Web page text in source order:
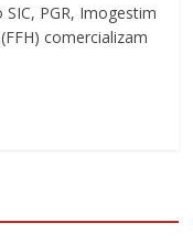
PGR, Imogestim
comercializam